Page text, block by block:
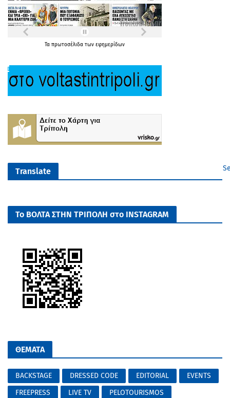
Τα πρωτοσέλιδα των εφημερίδων
Translate
Το ΒΟΛΤΑ ΣΤΗΝ ΤΡΙΠΟΛΗ στο INSTAGRAM
ΘΕΜΑΤΑ
BACKSTAGE DRESSED CODE EDITORIAL
EVENTS
FREEPRESS
LIVE TV
PELOTOURISMOS